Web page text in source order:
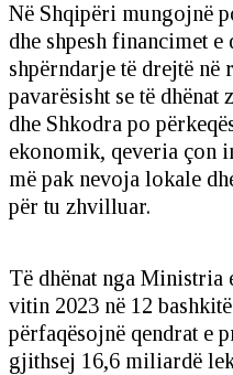
Në Shqipëri mungojnë
dhe shpesh financimet
shpërndarje të drejtë në
pavarësisht se të
dhe Shkodra po
ekonomik, qeveria çon
më pak nevoja lokale
për tu zhvilluar.
Të dhënat nga Ministria
vitin 2023 në 12
përfaqësojnë qendrat e
gjithsej 16,6 miliardë